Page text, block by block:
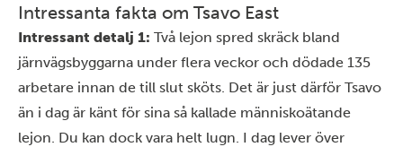
Intressanta fakta om Tsavo East
Intressant detalj 1: Två lejon spred skräck bland
järnvägsbyggarna under flera veckor och dödade 135
arbetare innan de till slut sköts. Det är just därför Tsavo
än i dag är känt för sina så kallade människoätande
lejon. Du kan dock vara helt lugn. I dag lever över